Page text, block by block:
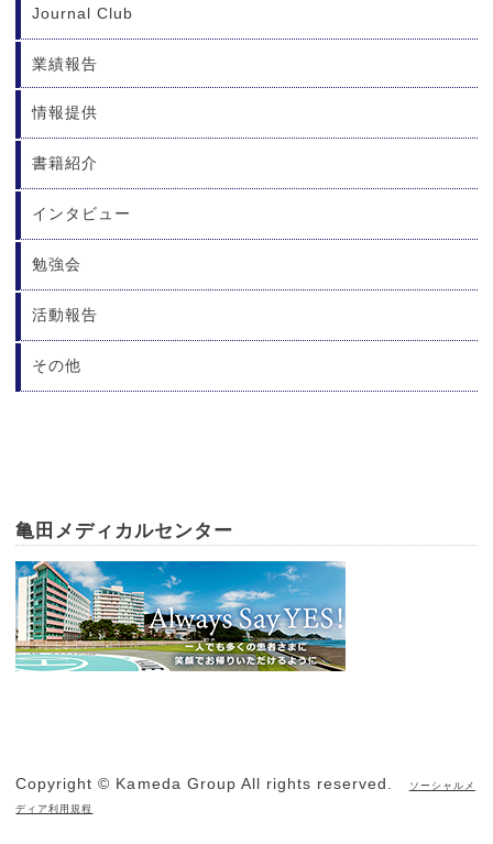
Journal Club
業績報告
情報提供
書籍紹介
インタビュー
勉強会
活動報告
その他
亀田メディカルセンター
Copyright © Kameda Group All rights reserved. ソーシャルメ
ディア利用規程